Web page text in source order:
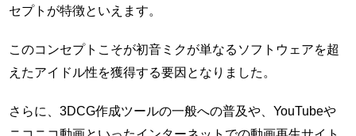
セプトが特徴といえます。
このコンセプトこそが初音ミクが単なるソフトウェアを超
えたアイドル性を獲得する要因となりました。
さらに、3DCG作成ツールの一般への普及や、YouTubeや